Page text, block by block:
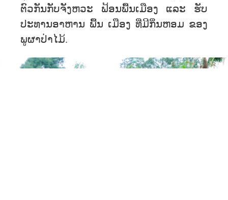
ຕົວກັນກັບຈັງຫວະ ຟ້ອນພື້ນເມືອງ ແລະ ຮັບ
ປະທານອາຫານ ພື້ນ ເມືອງ ທ່ີມີກິ່ນຫອມ ຂອງ
ພູຜາປ່າໄມ້.